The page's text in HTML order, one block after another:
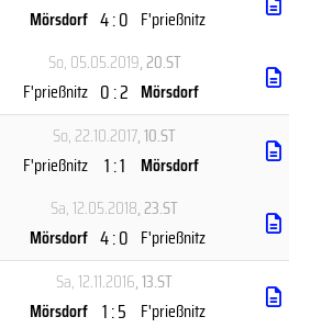
Mörsdorf 4 : 0 F'prießnitz
So, 05.05.2019, 20.ST
F'prießnitz 0 : 2 Mörsdorf
So, 22.10.2017, 10.ST
F'prießnitz 1 : 1
Mörsdorf
Sa, 12.05.2018, 23.ST
Mörsdorf 4 : 0 F'prießnitz
Sa, 12.11.2016, 13.ST
Mörsdorf 1 : 5 F'prießnitz